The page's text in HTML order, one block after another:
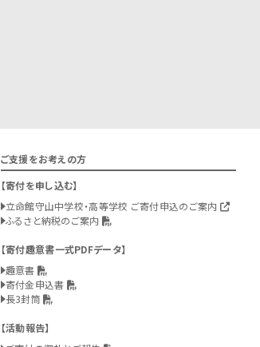
ご支援をお考えの方
寄付を申し込む
立命館守山中学校・高等学校 ご寄付申込のご案内
ふるさと納税のご案内
寄付趣意書一式PDFデータ
趣意書
寄付金申込書
長3封筒
活動報告